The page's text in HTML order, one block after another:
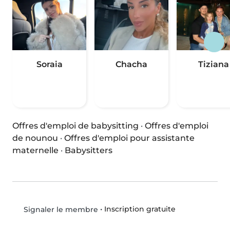
Soraia Chacha Tiziana
Offres d'emploi de babysitting · Offres d'emploi
de nounou · Offres d'emploi pour assistante
maternelle · Babysitters
Signaler le membre • Inscription gratuite